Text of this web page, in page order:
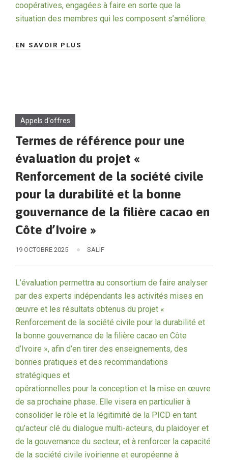
coopératives, engagées à faire en sorte que la
situation des membres qui les composent s’améliore.
EN SAVOIR PLUS
Appels d'offres
Termes de référence pour une
évaluation du projet «
Renforcement de la société civile
pour la durabilité et la bonne
gouvernance de la filière cacao en
Côte d’Ivoire »
19 OCTOBRE 2025 SALIF
L’évaluation permettra au consortium de faire analyser
par des experts indépendants les activités mises en
œuvre et les résultats obtenus du projet «
Renforcement de la société civile pour la durabilité et
la bonne gouvernance de la filière cacao en Côte
d’Ivoire », afin d’en tirer des enseignements, des
bonnes pratiques et des recommandations
stratégiques et
opérationnelles pour la conception et la mise en œuvre
de sa prochaine phase. Elle visera en particulier à
consolider le rôle et la légitimité de la PICD en tant
qu’acteur clé du dialogue multi-acteurs, du plaidoyer et
de la gouvernance du secteur, et à renforcer la capacité
de la société civile ivoirienne et européenne à